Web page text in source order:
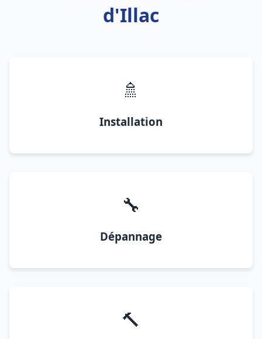
d'Illac
🚿
Installation
🔧
Dépannage
🔨